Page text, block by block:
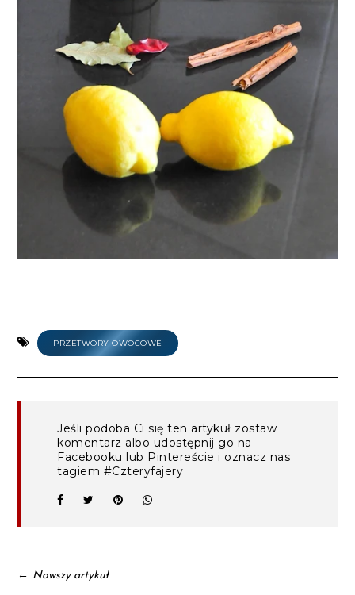
PRZETWORY OWOCOWE
Jeśli podoba Ci się ten artykuł zostaw
komentarz albo udostępnij go na
Facebooku lub Pintereście i oznacz nas
tagiem #Czteryfajery
← Nowszy artykuł